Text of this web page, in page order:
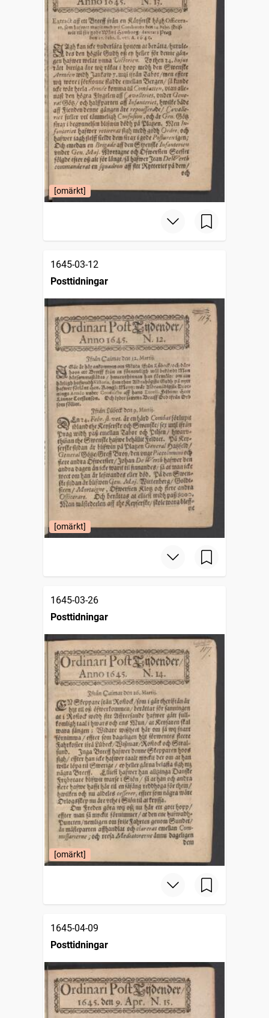
[omärkt]
1645-03-12
Posttidningar
[omärkt]
1645-03-26
Posttidningar
[omärkt]
1645-04-09
Posttidningar